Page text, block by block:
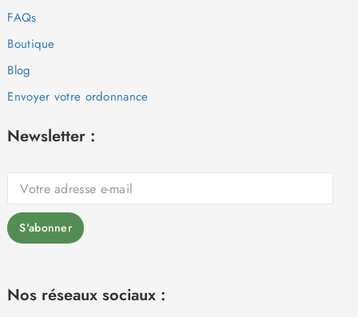
FAQs
Boutique
Blog
Envoyer votre ordonnance
Newsletter :
Nos réseaux sociaux :